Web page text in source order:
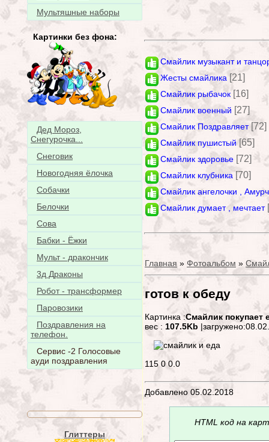
Мультяшные наборы
Картинки без фона:
Дед Мороз,
Снегурочка...
Снеговик
Новогодняя ёлочка
Собачки
Белочки
Сова
Бабки - Ёжки
Мульт - дракончик
3д Драконы
Робот - трансформер
Паровозики
Поздравления на
телефон.
Сервис -2 Голосовые
ауди поздравления
Глиттеры
Смайлик музыкант и
Жесты смайлика [21]
Смайлик рыбачок [16]
Смайлик военный [27]
Смайлик Поздравляет [72]
Смайлик пушистый [65]
Смайлик здоровье [72]
Смайлик клубника [70]
Смайлик ангелочки ,
Смайлик думает , мечтает
Главная » Фотоальбом »
готов к обеду
Картинка :Смайлик покупает
вес : 107.5Kb
115 0 0.0
Добавлено 05.02.2018
HTML код на